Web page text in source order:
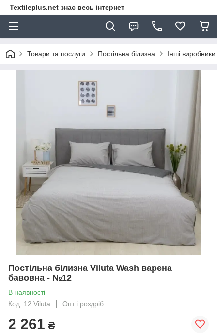
Textileplus.net знає весь інтернет
Товари та послуги Постільна білизна Інші виробники
Постільна білизна Viluta Wash варена
бавовна - №12
В наявності
Код: 12 Viluta
Опт і роздріб
2 261 ₴